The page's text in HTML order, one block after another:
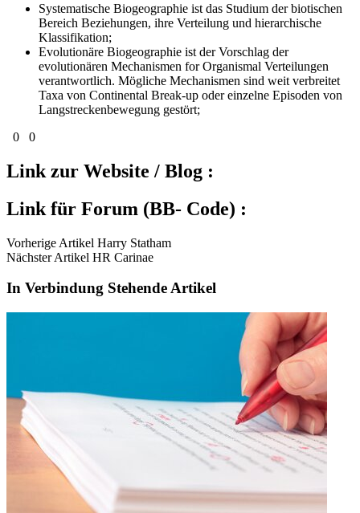
Systematische Biogeographie ist das Studium der biotischen
Bereich Beziehungen, ihre Verteilung und hierarchische
Klassifikation;
Evolutionäre Biogeographie ist der Vorschlag der
evolutionären Mechanismen for Organismal Verteilungen
verantwortlich. Mögliche Mechanismen sind weit verbreitet
Taxa von Continental Break-up oder einzelne Episoden von
Langstreckenbewegung gestört;
0
0
Link zur Website / Blog :
Link für Forum (BB- Code) :
Vorherige Artikel Harry Statham
Nächster Artikel HR Carinae
In Verbindung Stehende Artikel